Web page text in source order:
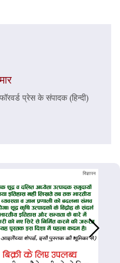
प्रेस के संपादक (हिन्दी)